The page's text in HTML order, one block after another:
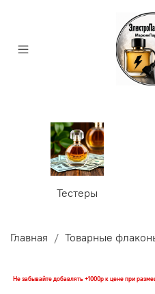
Тестеры
Главная Товарные
Не забывайте добавлять +1000р к цене при